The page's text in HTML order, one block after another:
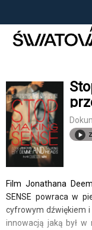
14 53
Film Jonathana
SENSE powraca w
cyfrowym dźwiękiem
innowacją jaką był w